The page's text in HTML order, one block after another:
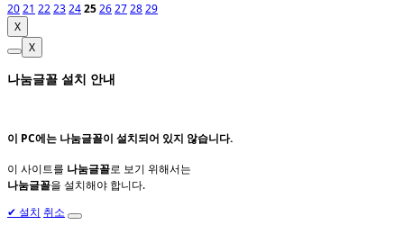
2021 2223242526272829
X
X
나눔글꼴 설치 안내
이 PC에는 나눔글꼴이 설치되어 있지 않습니다.
이 사이트를 나눔글꼴로 보기 위해서는
나눔글꼴을 설치해야 합니다.
✔ 설치 취소